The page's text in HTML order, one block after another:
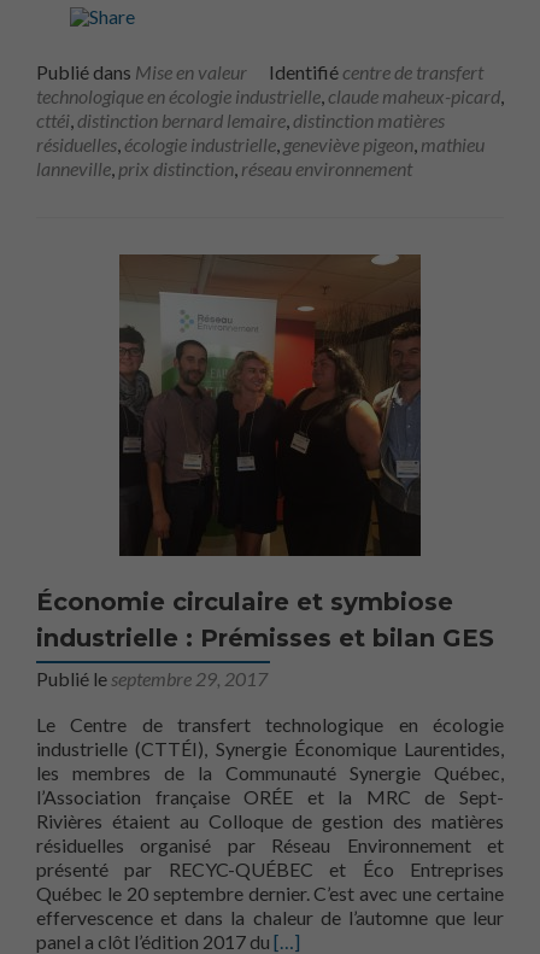
Publié dans Mise en valeur Identifiécentre de transfert
technologique en écologie industrielle,claude maheux-picard,
cttéi,distinction bernard lemaire,distinction matières
résiduelles,écologie industrielle, geneviève pigeon, mathieu
lanneville, prix distinction, réseau environnement
Économie circulaire et symbiose
industrielle : Prémisses et bilan GES
Publié leseptembre 29, 2017
Le Centre de transfert technologique en écologie
industrielle (CTTÉI), Synergie Économique Laurentides,
les membres de la Communauté Synergie Québec,
l’Association française ORÉE et la MRC de Sept-
Rivières étaient au Colloque de gestion des matières
résiduelles organisé par Réseau Environnement et
présenté par RECYC-QUÉBEC et Éco Entreprises
Québec le 20 septembre dernier. C’est avec une certaine
effervescence et dans la chaleur de l’automne que leur
panel a clôt l’édition 2017 du En savoir plus surÉconomie
[…]